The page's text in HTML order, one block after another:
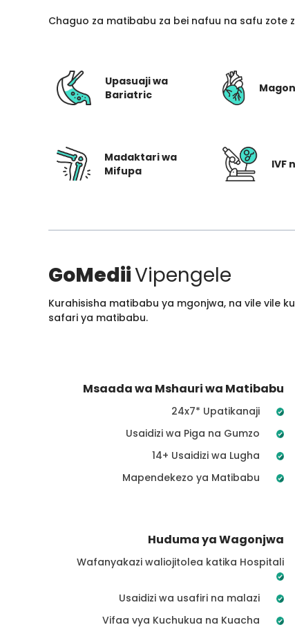
Chaguo za matibabu za bei nafuu na safu zote
Upasuaji wa
Bariatric
Madaktari wa
Mifupa
IVF
GoMediiVipengele
Kurahisisha matibabu ya mgonjwa, na vile vile
safari ya matibabu.
Msaada wa Mshauri wa Matibabu
24x7* Upatikanaji
Usaidizi wa Piga na Gumzo
14+ Usaidizi wa Lugha
Mapendekezo ya Matibabu
Huduma ya Wagonjwa
Wafanyakazi waliojitolea katika Hospitali
Usaidizi wa usafiri na malazi
Vifaa vya Kuchukua na Kuacha